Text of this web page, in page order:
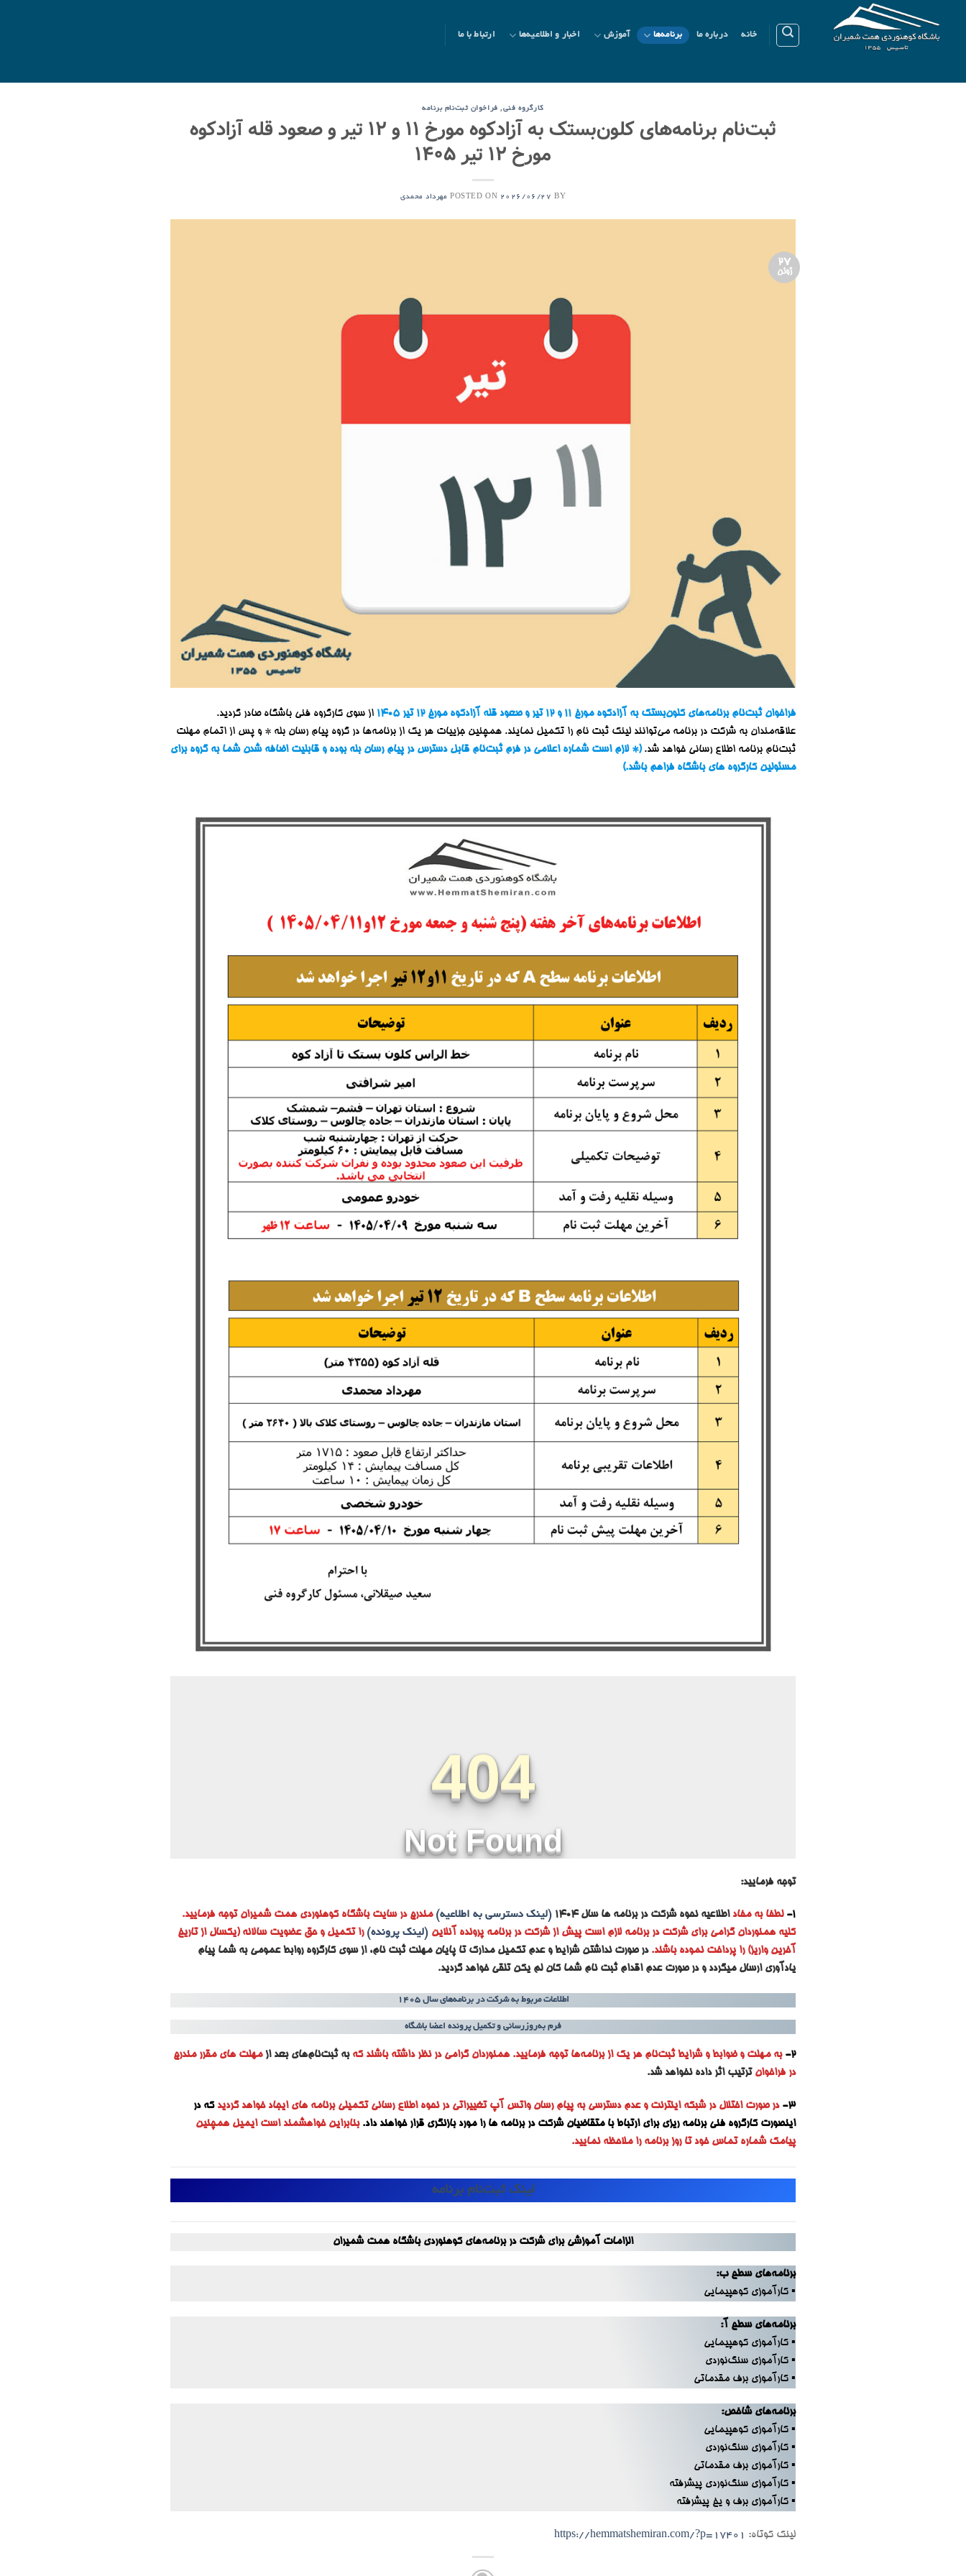
content
خانه درباره ما برنامه‌ها آموزش اخبار و اطلاعیه‌ها ارتباط با ما
کارگروه فنی, فراخوان ثبت‌نام برنامه
ثبت‌نام برنامه‌های کلون‌بستک به آزادکوه مورخ ۱۱ و ۱۲ تیر و صعود قله آزادکوه
مورخ ۱۲ تیر ۱۴۰۵
POSTED ON 2026/06/27 BY مهرداد محمدی
27
ژوئن
فراخوان ثبت‌نام برنامه‌های کلون‌بستک به آزادکوه مورخ ۱۱ و ۱۲ تیر و صعود قله آزادکوه مورخ ۱۲ تیر ۱۴۰۵
از سوی کارگروه فنی باشگاه صادر گردید.
علاقه‌مندان به شرکت در برنامه می‌توانند لینک ثبت نام را تکمیل نمایند. همچنین جزییات هر یک از برنامه‌ها در گروه پیام رسان بله * و پس از اتمام مهلت
ثبت‌نام برنامه اطلاع رسانی خواهد شد. (* لازم است شماره اعلامی در فرم ثبت‌نام قابل دسترس در پیام رسان بله بوده و قابلیت اضافه شدن شما به گروه برای
مسئولین کارگروه های باشگاه فراهم باشد.)
توجه فرمایید:
1- لطفا به مفاداطلاعیه نحوه شرکت در برنامه ها سال ۱۴۰۴ (لینک دسترسی به اطلاعیه) مندرج در سایت باشگاه کوهنوردی همت شمیران توجه فرمایید.
کلیه همنوردان گرامی برای شرکت در برنامه لازم است پیش از شرکت در برنامه پرونده آنلاین (لینک پرونده) را تکمیل و حق عضویت سالانه (یکسال از تاریخ
آخرین واریز) را پرداخت نموده باشند.در صورت نداشتن شرایط و عدم تکمیل مدارک تا پایان مهلت ثبت نام، از سوی کارگروه روابط عمومی به شما پیام
یادآوری ارسال میگردد و در صورت عدم اقدام ثبت نام شما کان لم یکن تلقی خواهد گردید.
اطلاعات مربوط به شرکت در برنامه‌های سال ۱۴۰۵
فرم به‌روزرسانی و تکمیل پرونده اعضا باشگاه
2- به مهلت و ضوابط و شرایط ثبت‌نام هر یک از برنامه‌ها توجه فرمایید. همنوردان گرامی در نظر داشته باشند که به ثبت‌نام‌های بعد ازمهلت های مقرر مندرج
در فراخوانترتیب اثر داده نخواهد شد.
3- در صورت اختلال در شبکه اینترنت و عدم دسترسی به پیام رسان واتس آپ تغییراتی در نحوه اطلاع رسانی تکمیلی برنامه های ایجاد خواهد گردید که در
اینصورت کارگروه فنی برنامه ریزی برای ارتباط با متقاضیان شرکت در برنامه ها را مورد بازنگری قرار خواهند داد. بنابراین خواهشمند است ایمیل همچنین
پیامک شماره تماس خود تا روز برنامه را ملاحظه نمایید.
لینک ثبت‌نام برنامه
الزامات آموزشی برای شرکت در برنامه‌های کوهنوردی باشگاه همت شمیران
برنامه‌های سطح ب:
▪ کارآموزی کوهپیمایی
برنامه‌های سطح آ:
▪ کارآموزی کوهپیمایی
▪ کارآموزی سنگ‌نوردی
▪ کارآموزی برف مقدماتی
برنامه‌های شاخص:
▪ کارآموزی کوهپیمایی
▪ کارآموزی سنگ‌نوردی
▪ کارآموزی برف مقدماتی
▪ کارآموزی سنگ‌نوردی پیشرفته
▪ کارآموزی برف و یخ پیشرفته
لینک کوتاه: https://hemmatshemiran.com/?p=17401